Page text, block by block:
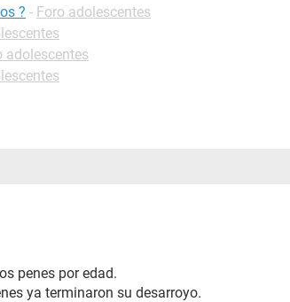
? - Foro adolescentes
adolescentes
penes por edad.
ya terminaron su desarroyo.